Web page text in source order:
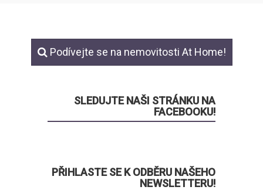
Podívejte se na nemovitosti At Home!
SLEDUJTE NAŠI STRÁNKU NA
FACEBOOKU!
PŘIHLASTE SE K ODBĚRU NAŠEHO
NEWSLETTERU!